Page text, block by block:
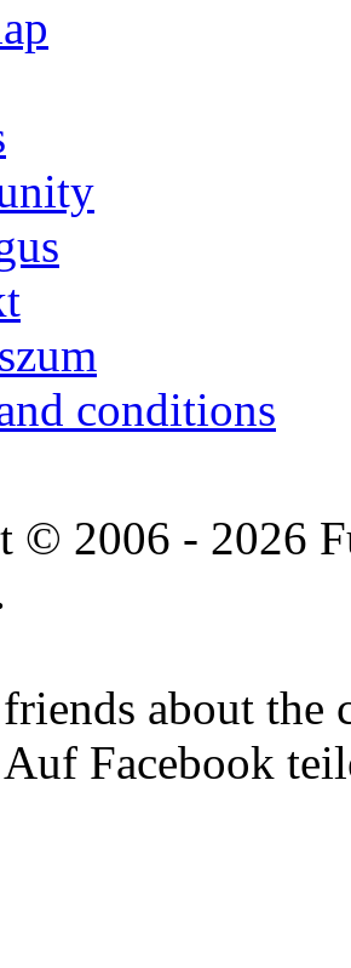
conditions
© 2006 - 2026
about the
Auf Facebook